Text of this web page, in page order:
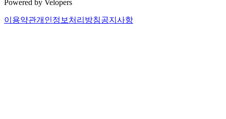
Powered by Velopers
이용약관개인정보처리방침공지사항